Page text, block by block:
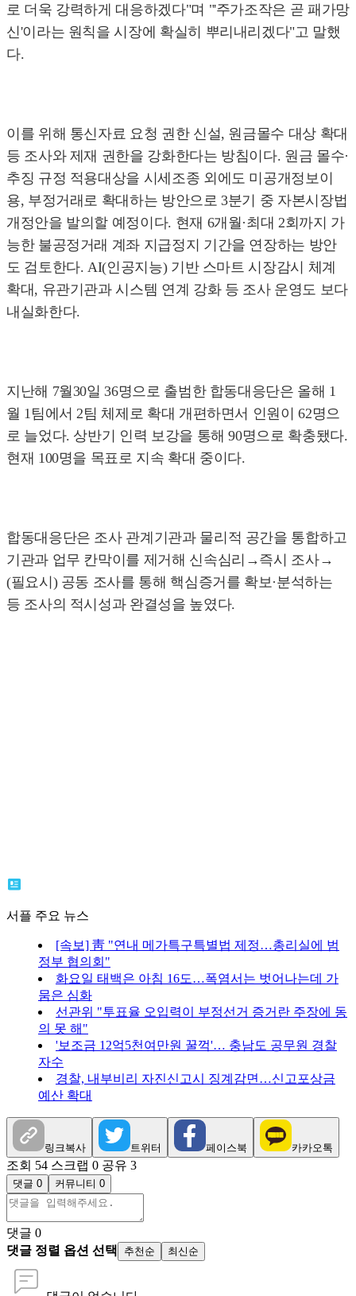
로 더욱 강력하게 대응하겠다"며 "'주가조작은 곧 패가망
신'이라는 원칙을 시장에 확실히 뿌리내리겠다"고 말했
다.
이를 위해 통신자료 요청 권한 신설, 원금몰수 대상 확대
등 조사와 제재 권한을 강화한다는 방침이다. 원금 몰수·
추징 규정 적용대상을 시세조종 외에도 미공개정보이
용, 부정거래로 확대하는 방안으로 3분기 중 자본시장법
개정안을 발의할 예정이다. 현재 6개월·최대 2회까지 가
능한 불공정거래 계좌 지급정지 기간을 연장하는 방안
도 검토한다. AI(인공지능) 기반 스마트 시장감시 체계
확대, 유관기관과 시스템 연계 강화 등 조사 운영도 보다
내실화한다.
지난해 7월30일 36명으로 출범한 합동대응단은 올해 1
월 1팀에서 2팀 체제로 확대 개편하면서 인원이 62명으
로 늘었다. 상반기 인력 보강을 통해 90명으로 확충됐다.
현재 100명을 목표로 지속 확대 중이다.
합동대응단은 조사 관계기관과 물리적 공간을 통합하고
기관과 업무 칸막이를 제거해 신속심리→즉시 조사→
(필요시) 공동 조사를 통해 핵심증거를 확보·분석하는
등 조사의 적시성과 완결성을 높였다.
서플 주요 뉴스
[속보] 靑 "연내 메가특구특별법 제정…총리실에 범
정부 협의회"
화요일 태백은 아침 16도…폭염서는 벗어나는데 가
뭄은 심화
선관위 "투표율 오입력이 부정선거 증거란 주장에 동
의 못 해"
'보조금 12억5천여만원 꿀꺽'… 충남도 공무원 경찰
자수
경찰, 내부비리 자진신고시 징계감면…신고포상금
예산 확대
링크복사 트위터 페이스북 카카오톡
조회 54 스크랩 0 공유 3
댓글 0 커뮤니티 0
댓글 0
댓글 정렬 옵션 선택
추천순 최신순